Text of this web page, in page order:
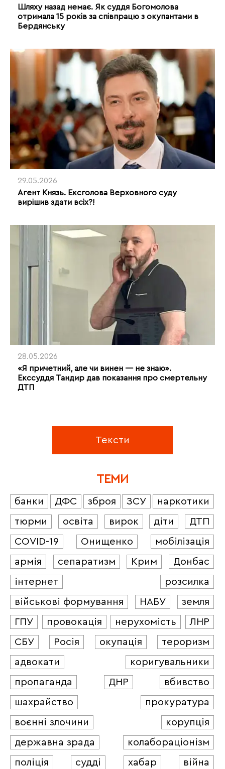
Шляху назад немає. Як суддя Богомолова
отримала 15 років за співпрацю з окупантами в
Бердянську
29.05.2026
Агент Князь. Ексголова Верховного суду
вирішив здати всіх?!
28.05.2026
«Я причетний, але чи винен — не знаю».
Екссуддя Тандир дав показання про смертельну
ДТП
Тексти
ТЕМИ
банки ДФС зброя ЗСУ
наркотики
тюрми
освіта вирок діти
ДТП
COVID-19
Онищенко
мобілізація
армія
сепаратизм Крим
Донбас
інтернет
розсилка
військові формування
НАБУ
земля
ГПУ
провокація нерухомість
ЛНР
СБУ
Росія окупація
тероризм
адвокати
коригувальники
пропаганда
ДНР
вбивство
шахрайство
прокуратура
воєнні злочини
корупція
державна зрада
колабораціонізм
поліція
судді хабар війна